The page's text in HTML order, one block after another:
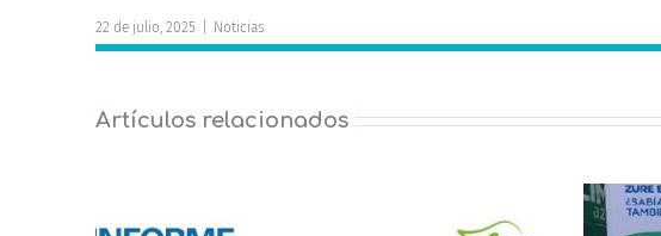
22 de julio, 2025 Noticias
Artículos relacionados